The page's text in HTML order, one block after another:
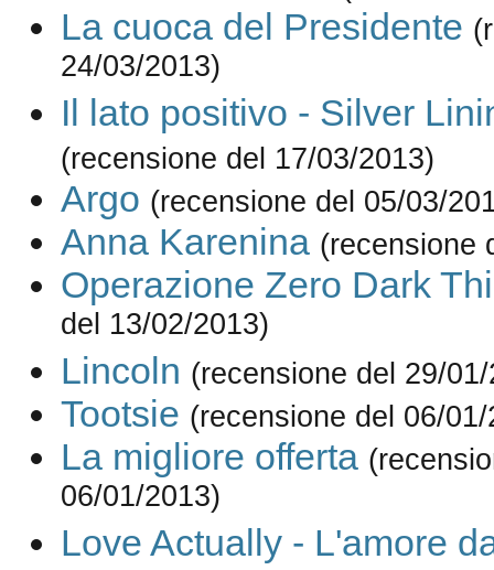
La cuoca del Presidente
24/03/2013)
Il lato positivo - Silver
(recensione del 17/03/2013)
Argo (recensione del 05/03/
Anna Karenina (recensione
Operazione Zero Dark
del 13/02/2013)
Lincoln (recensione del 29/
Tootsie (recensione del 06/
La migliore offerta
06/01/2013)
Love Actually - L'amore